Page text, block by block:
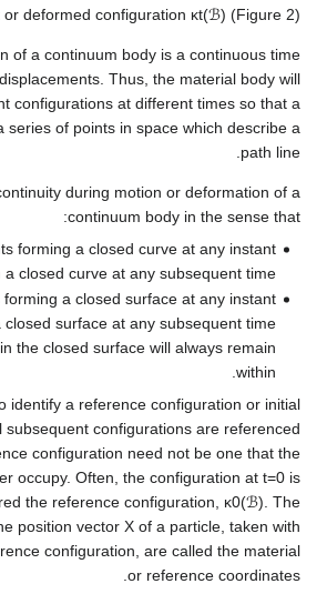
current or deformed
The motion of a continuum body is
sequence of displacements. Thus, the
occupy different configurations at
particle occupies a series of points in space
There is continuity during motion
continuum body
The material points forming a closed curve
will always form a closed curve at any
The material points forming a closed surface
will always form a closed surface at any
and the matter within the closed surface will
It is convenient to identify a reference
condition which all subsequent
from. The reference configuration need
body will ever occupy. Often, the
considered the reference
componentsXiof the position vector Xof a
respect to the reference configuration, are
or